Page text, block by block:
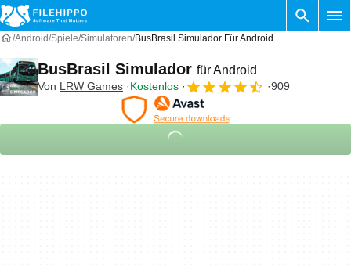
Android Spiele Simulatoren BusBrasil Simulador Für Android
BusBrasil Simulador für Android
Von LRW Games Kostenlos 909